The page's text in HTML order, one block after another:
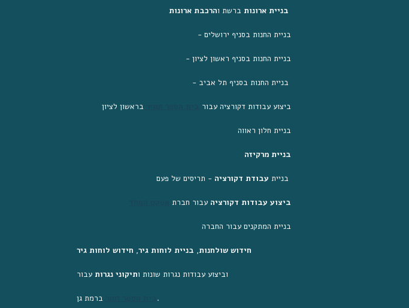
בניית ארונות ברשת ו
- בניית החנות בסניף ירושלים
- בניית החנות בסניף ראשון לציון
ביצוע עבודות דקורציה עבור בראשון לציון
בניית חלון ראווה
בניית מרקיזה
בניית עבודת דקורציה
ביצוע עבודות דקורציה עבור חברת
בניית המתקנים עבור החברה
חידוש שולחנות, בניית לוחות גיר, חידוש לוחות גיר
וביצוע עבודות נגרות שונות ותיקוני נגרות
ברמת גן.